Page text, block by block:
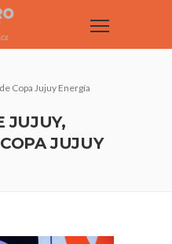
Copa Jujuy Energía
JUJUY,
JUJUY